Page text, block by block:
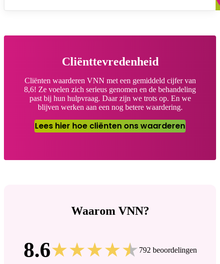
Cliënttevredenheid
Cliënten waarderen VNN met een gemiddeld cijfer van
8,6! Ze voelen zich serieus genomen en de behandeling
past bij hun hulpvraag. Daar zijn we trots op. En we
blijven werken aan een nog betere waardering.
Lees hier hoe cliënten ons waarderen
Waarom VNN?
8.6 792 beoordelingen